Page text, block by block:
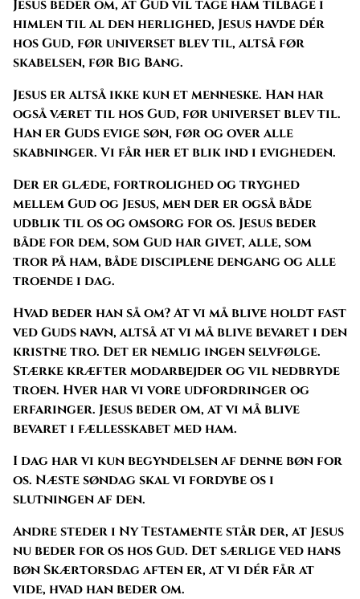
Jesus beder om, at Gud vil tage ham tilbage i
himlen til al den herlighed, Jesus havde dér
hos Gud, før universet blev til, altså før
skabelsen, før Big Bang.
Jesus er altså ikke kun et menneske. Han har
også været til hos Gud, før universet blev til.
Han er Guds evige søn, før og over alle
skabninger. Vi får her et blik ind i evigheden.
Der er glæde, fortrolighed og tryghed
mellem Gud og Jesus, men der er også både
udblik til os og omsorg for os. Jesus beder
både for dem, som Gud har givet, alle, som
tror på ham, både disciplene dengang og alle
troende i dag.
Hvad beder han så om? At vi må blive holdt fast
ved Guds navn, altså at vi må blive bevaret i den
kristne tro. Det er nemlig ingen selvfølge.
Stærke kræfter modarbejder og vil nedbryde
troen. Hver har vi vore udfordringer og
erfaringer. Jesus beder om, at vi må blive
bevaret i fællesskabet med ham.
I dag har vi kun begyndelsen af denne bøn for
os. Næste søndag skal vi fordybe os i
slutningen af den.
Andre steder i Ny Testamente står der, at Jesus
nu beder for os hos Gud. Det særlige ved hans
bøn Skærtorsdag aften er, at vi dér får at
vide, hvad han beder om.